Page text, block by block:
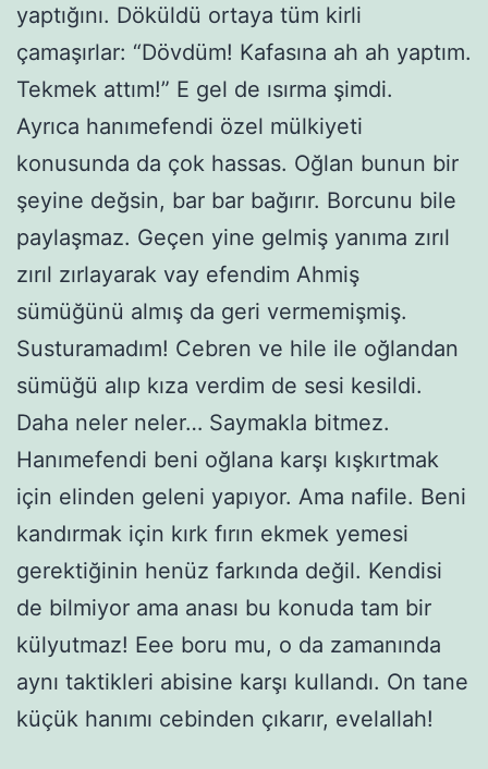
yaptığını. Döküldü ortaya tüm kirli
çamaşırlar: “Dövdüm! Kafasına ah ah yaptım.
Tekmek attım!” E gel de ısırma şimdi.
Ayrıca hanımefendi özel mülkiyeti
konusunda da çok hassas. Oğlan bunun bir
şeyine değsin, bar bar bağırır. Borcunu bile
paylaşmaz. Geçen yine gelmiş yanıma zırıl
zırıl zırlayarak vay efendim Ahmiş
sümüğünü almış da geri vermemişmiş.
Susturamadım! Cebren ve hile ile oğlandan
sümüğü alıp kıza verdim de sesi kesildi.
Daha neler neler… Saymakla bitmez.
Hanımefendi beni oğlana karşı kışkırtmak
için elinden geleni yapıyor. Ama nafile. Beni
kandırmak için kırk fırın ekmek yemesi
gerektiğinin henüz farkında değil. Kendisi
de bilmiyor ama anası bu konuda tam bir
külyutmaz! Eee boru mu, o da zamanında
aynı taktikleri abisine karşı kullandı. On tane
küçük hanımı cebinden çıkarır, evelallah!